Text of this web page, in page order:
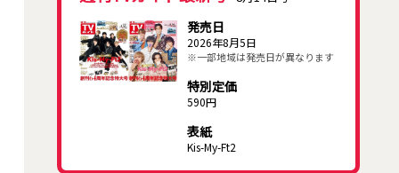
発売日
2026年8月5日
※一部地域は発売日が異なります
特別定価
590円
表紙
Kis-My-Ft2